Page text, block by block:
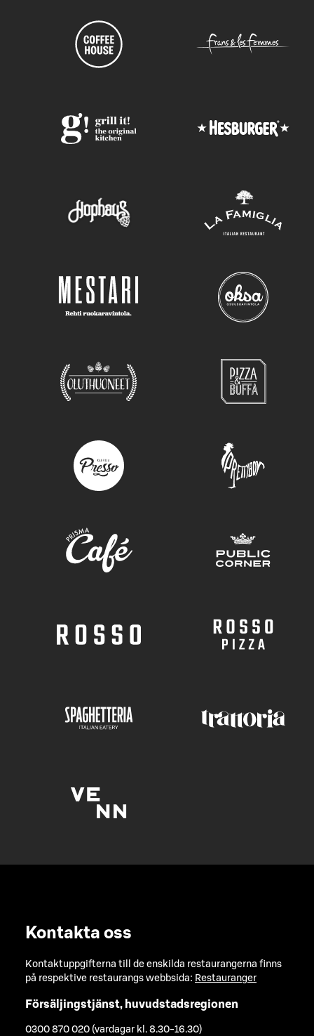
Kontakta oss
Kontaktuppgifterna till de enskilda restaurangerna finns
på respektive restaurangs webbsida: Restauranger
Försäljingstjänst, huvudstadsregionen
0300 870 020 (vardagar kl. 8.30-16.30)